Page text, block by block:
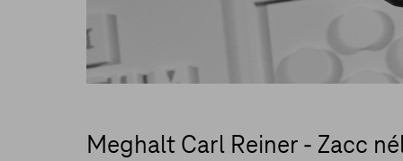
Meghalt Carl Reiner - Zacc